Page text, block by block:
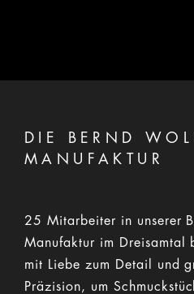
DIE BERND
MANUFAKTUR
25 Mitarbeiter in unserer
Manufaktur im Dreisamtal
mit Liebe zum Detail und
Präzision, um